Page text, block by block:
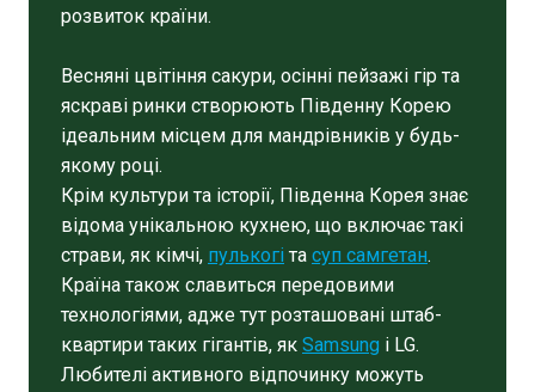
розвиток країни.
Весняні цвітіння сакури, осінні пейзажі гір та
яскраві ринки створюють Південну Корею
ідеальним місцем для мандрівників у будь-
якому році.
Крім культури та історії, Південна Корея знає
відома унікальною кухнею, що включає такі
страви, як кімчі, пулькогі та суп самгетан.
Країна також славиться передовими
технологіями, адже тут розташовані штаб-
квартири таких гігантів, як Samsung і LG.
Любителі активного відпочинку можуть